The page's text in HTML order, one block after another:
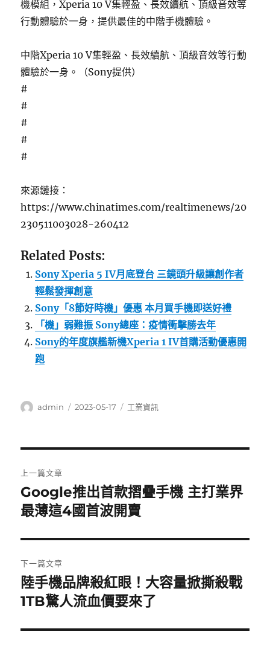
機模組，Xperia 10 V集輕盈、長效續航、頂級音效等
行動體驗於一身，提供最佳的中階手機體驗。
中階Xperia 10 V集輕盈、長效續航、頂級音效等行動
體驗於一身。（Sony提供）
#
#
#
#
#
來源鏈接：
https://www.chinatimes.com/realtimenews/20
230511003028-260412
Related Posts:
Sony Xperia 5 IV月底登台 三鏡頭升級讓創作者
輕鬆發揮創意
Sony「8節好時機」優惠 本月買手機即送好禮
「機」弱難振 Sony總座：疫情衝擊勝去年
Sony的年度旗艦新機Xperia 1 IV首購活動優惠開
跑
作
admin
發
2023-05-17
分
工業資訊
章
導
覽
上一篇文章
上
一
文
章:
Google推出首款摺疊手機 主打業界
最薄這4國首波開賣
下一篇文章
下
一
文
陸手機品牌殺紅眼！大容量掀撕殺戰
1TB驚人流血價要來了